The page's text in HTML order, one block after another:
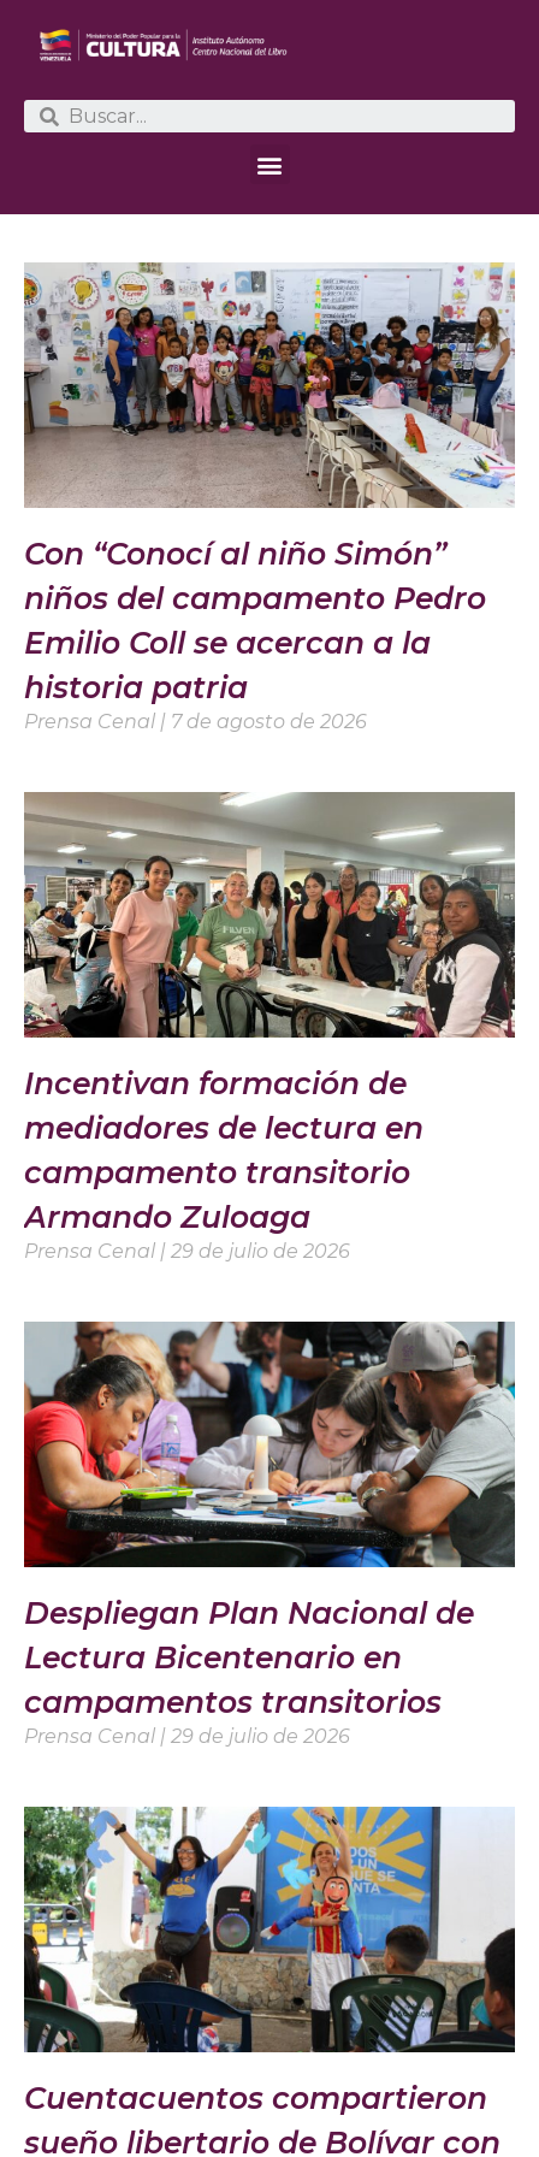
Con “Conocí al niño Simón”
niños del campamento Pedro
Emilio Coll se acercan a la
historia patria
Prensa Cenal 7 de agosto de 2026
Incentivan formación de
mediadores de lectura en
campamento transitorio
Armando Zuloaga
Prensa Cenal 29 de julio de 2026
Despliegan Plan Nacional de
Lectura Bicentenario en
campamentos transitorios
Prensa Cenal 29 de julio de 2026
Cuentacuentos compartieron
sueño libertario de Bolívar con